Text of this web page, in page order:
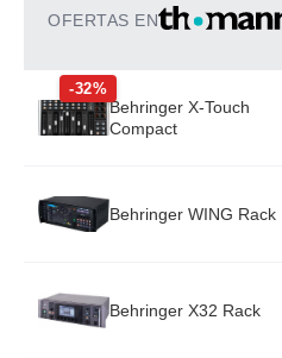
OFERTAS EN
-32%
Behringer X-Touch
Compact
Behringer WING Rack
Behringer X32 Rack